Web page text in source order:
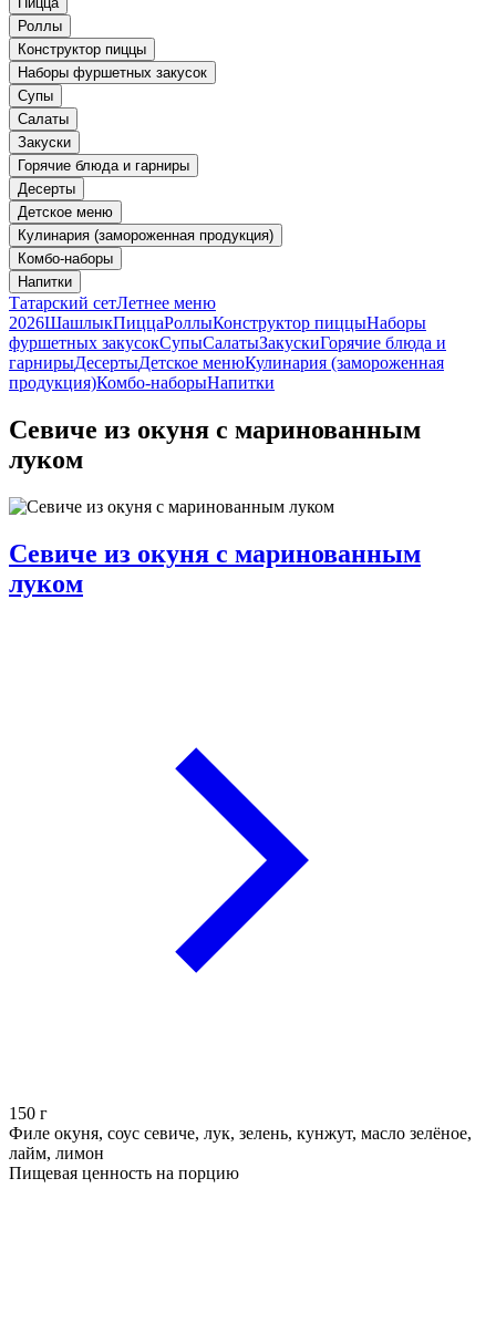
Роллы
Конструктор пиццы
Наборы фуршетных закусок
Супы
Салаты
Закуски
Горячие блюда и гарниры
Десерты
Детское меню
Кулинария (замороженная продукция)
Комбо-наборы
Напитки
Татарский сетЛетнее меню
2026ШашлыкПиццаРоллыКонструктор пиццыНаборы
фуршетных закусокСупыСалатыЗакускиГорячие блюда и
гарнирыДесертыДетское менюКулинария (замороженная
продукция)Комбо-наборыНапитки
Севиче из окуня с маринованным
луком
Севиче из окуня с маринованным
луком
150 г
Филе окуня, соус севиче, лук, зелень, кунжут, масло зелёное,
лайм, лимон
Пищевая ценность на порцию